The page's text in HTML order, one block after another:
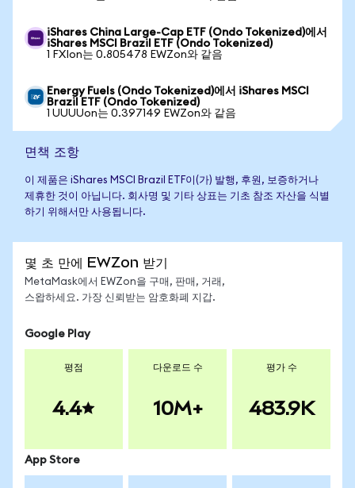
iShares China Large-Cap ETF (Ondo Tokenized)에서
iShares MSCI Brazil ETF (Ondo Tokenized)
1 FXIon는 0.805478 EWZon와 같음
Energy Fuels (Ondo Tokenized)에서 iShares MSCI
Brazil ETF (Ondo Tokenized)
1 UUUUon는 0.397149 EWZon와 같음
면책 조항
이 제품은 iShares MSCI Brazil ETF이(가) 발행, 후원, 보증하거나
제휴한 것이 아닙니다. 회사명 및 기타 상표는 기초 참조 자산을 식별
하기 위해서만 사용됩니다.
몇 초 만에 EWZon 받기
MetaMask에서 EWZon을 구매, 판매, 거래,
스왑하세요. 가장 신뢰받는 암호화폐 지갑.
Google Play
평점
4.4
다운로드 수
10M+
평가 수
483.9K
App Store